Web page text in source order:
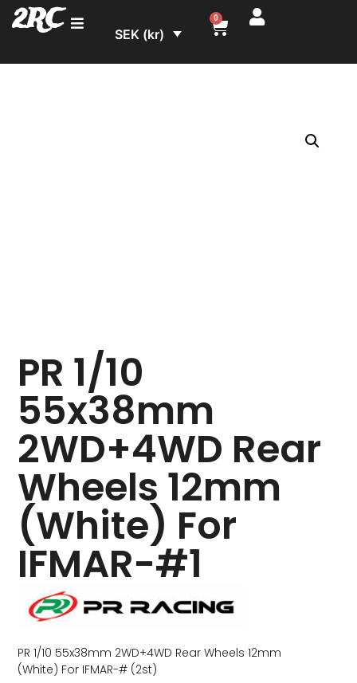
2RC SEK (kr)
0
PR 1/10
55x38mm
2WD+4WD Rear
Wheels 12mm
(White) For
IFMAR-#1
PR 1/10 55x38mm 2WD+4WD Rear Wheels 12mm
(White) For IFMAR-# (2st)